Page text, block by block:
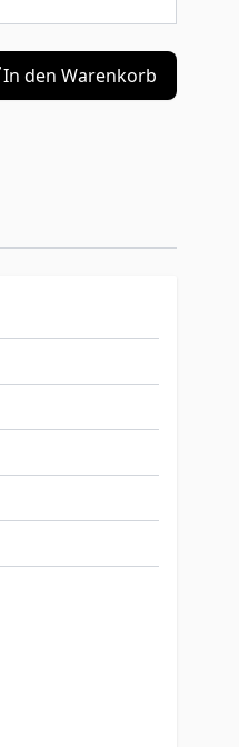
In den Warenkorb